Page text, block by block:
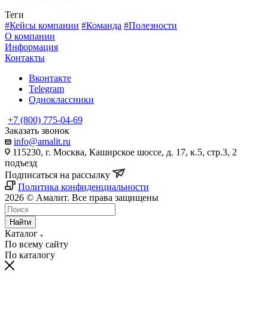
Теги
#Кейсы компании #Команда #Полезности
О компании
Информация
Контакты
Вконтакте
Telegram
Одноклассники
+7 (800) 775-04-69
Заказать звонок
info@amalit.ru
115230, г. Москва, Каширское шоссе, д. 17, к.5, стр.3, 2
подъезд
Подписаться на рассылку
Политика конфиденциальности
2026 © Амалит. Все права защищены
Найти
Каталог
По всему сайту
По каталогу